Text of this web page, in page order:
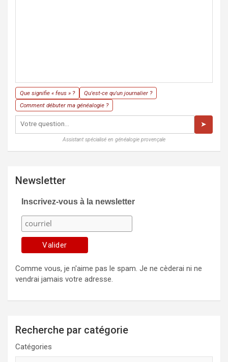
Que signifie « feus » ?
Qu'est-ce qu'un journalier ?
Comment débuter ma généalogie ?
➤
Assistant spécialisé en généalogie provençale
Newsletter
Inscrivez-vous à la newsletter
Comme vous, je n'aime pas le spam. Je ne cèderai ni ne
vendrai jamais votre adresse.
Recherche par catégorie
Catégories